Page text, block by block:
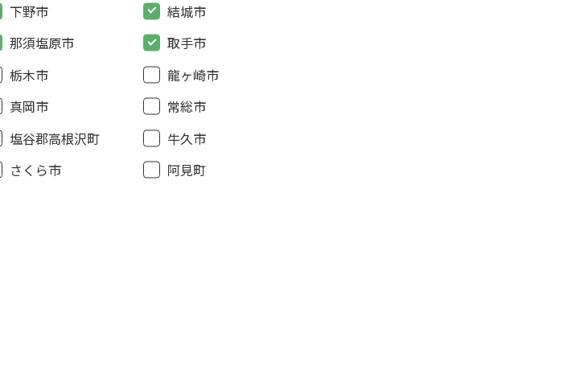
下野市
那須塩原市
栃木市
真岡市
塩谷郡高根沢町
さくら市
結城市
取手市
龍ヶ崎市
常総市
牛久市
阿見町